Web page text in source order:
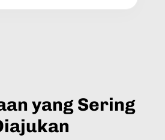
yang Sering